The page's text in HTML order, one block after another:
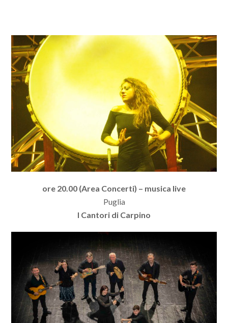
ore 20.00 (Area Concerti) – musica live
Puglia
I Cantori di Carpino